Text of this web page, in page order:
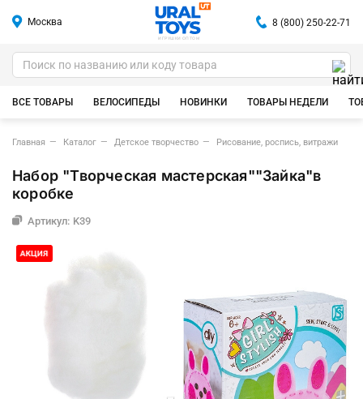
Москва
ИГРУШКИ ОПТОМ
8 (800) 250-22-71
ВСЕ ТОВАРЫ ВЕЛОСИПЕДЫ НОВИНКИ ТОВАРЫ НЕДЕЛИ
Главная Каталог Детское творчество Рисование, роспись, витражи
Набор "Творческая мастерская""Зайка"в
коробке
Артикул: K39